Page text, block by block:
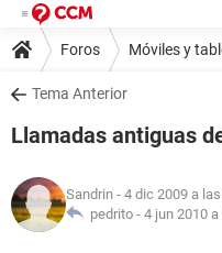
Foros Móviles y
Tema Anterior
Llamadas antiguas
Sandrin - 4 dic 2009 a
pedrito - 4 jun 2010 a